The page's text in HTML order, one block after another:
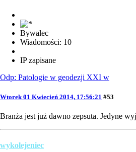
Bywalec
Wiadomości: 10
IP zapisane
Odp: Patologie w geodezji XXI w
Wtorek 01 Kwiecień 2014, 17:56:21 #53
Branża jest już dawno zepsuta. Jedyne
wykolejeniec